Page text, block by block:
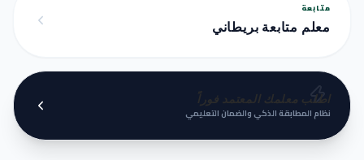
متابعة
معلم متابعة بريطاني
اطلب معلمك المعتمد فوراً
نظام المطابقة الذكي والضمان التعليمي